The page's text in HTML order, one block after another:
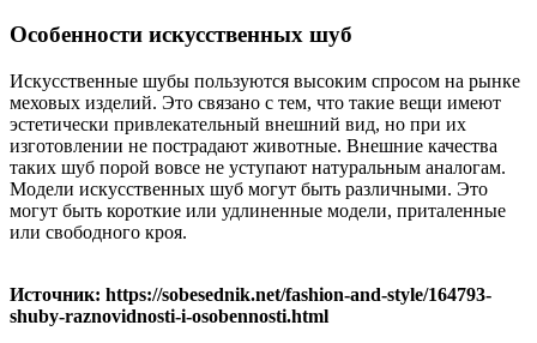
Особенности искусственных шуб
Искусственные шубы пользуются высоким спросом на рынке
меховых изделий. Это связано с тем, что такие вещи имеют
эстетически привлекательный внешний вид, но при их
изготовлении не пострадают животные. Внешние качества
таких шуб порой вовсе не уступают натуральным аналогам.
Модели искусственных шуб могут быть различными. Это
могут быть короткие или удлиненные модели, приталенные
или свободного кроя.
Источник: https://sobesednik.net/fashion-and-style/164793-
shuby-raznovidnosti-i-osobennosti.html